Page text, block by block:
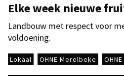
Elke week nieuwe
Landbouw met respect voor
voldoening.
Lokaal OHNE Merelbeke